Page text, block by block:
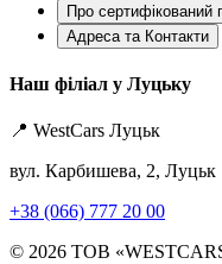
Про сертифікований
Адреса та Контакти
Наш філіал у Луцьку
📍 WestCars Луцьк
вул. Карбишева, 2, Луцьк
+38 (066) 777 20 00
© 2026 ТОВ